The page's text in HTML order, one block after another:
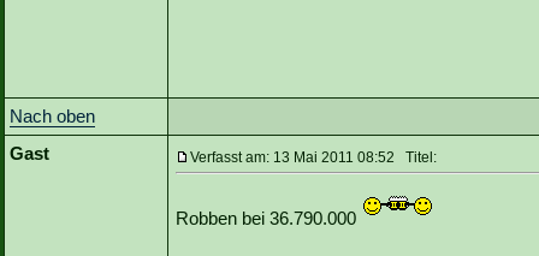
Nach oben
Gast
Verfasst am: 13 Mai 2011 08:52 Titel:
Robben bei 36.790.000